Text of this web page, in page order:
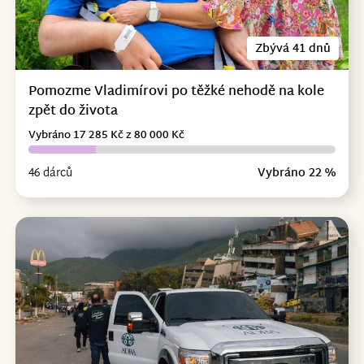
Zbývá 41 dnů
Pomozme Vladimírovi po těžké nehodě na kole
zpět do života
46 dárců Vybráno 22 %
Vybráno 17 285 Kč z 80 000 Kč